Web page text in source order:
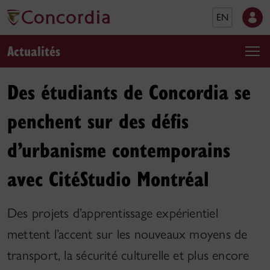
EN
Actualités
Des étudiants de Concordia se
penchent sur des défis
d’urbanisme contemporains
avec CitéStudio Montréal
Des projets d’apprentissage expérientiel
mettent l’accent sur les nouveaux moyens de
transport, la sécurité culturelle et plus encore